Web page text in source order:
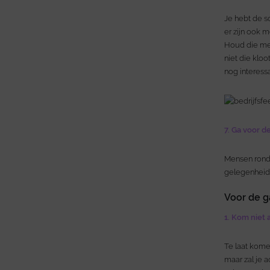
Je hebt de
er zijn ook
Houd die
niet die
nog
7. Ga voor
Mensen
gelegenheid
Voor de
1. Kom niet
Te laat
maar zal je